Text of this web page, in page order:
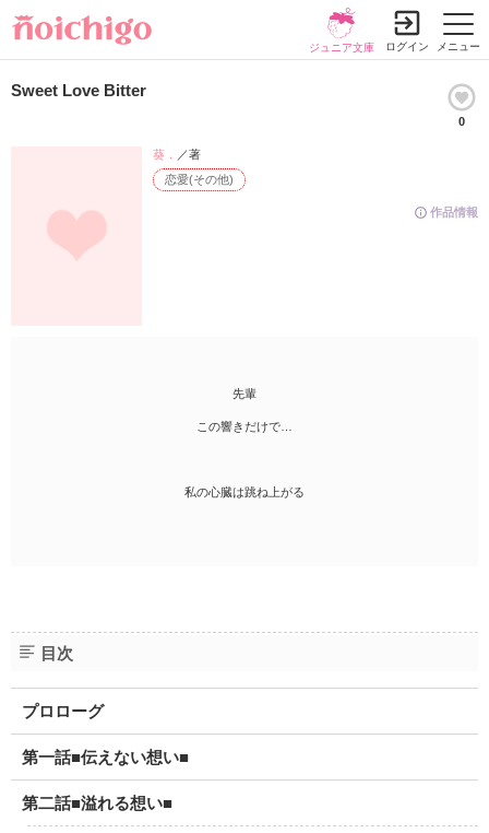
メニュー
ジュニア文庫 ログイン
Sweet Love Bitter
0
作品情報
恋愛(その他)
葵． ／著
先輩
この響きだけで…
私の心臓は跳ね上がる
目次
プロローグ
第一話■伝えない想い■
第二話■溢れる想い■